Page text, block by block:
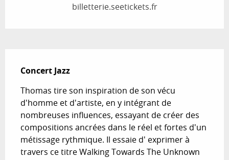
billetterie.seetickets.fr
Concert Jazz
Thomas tire son inspiration de son vécu
d'homme et d'artiste, en y intégrant de
nombreuses influences, essayant de créer des
compositions ancrées dans le réel et fortes d'un
métissage rythmique. Il essaie d' exprimer à
travers ce titre Walking Towards The Unknown